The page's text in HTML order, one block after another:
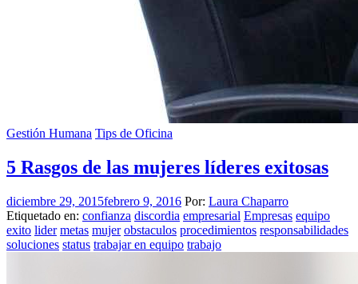
Gestión Humana Tips de Oficina
5 Rasgos de las mujeres líderes exitosas
diciembre 29, 2015febrero 9, 2016 Por: Laura Chaparro
Etiquetado en: confianza discordia empresarial Empresas equipo
exito lider metas mujer obstaculos procedimientos responsabilidades
soluciones status trabajar en equipo trabajo